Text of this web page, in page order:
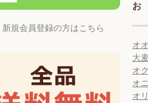
新規会員登録の方はこちら
お
オ
大
オ
オ
オ